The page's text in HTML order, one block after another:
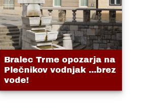
Bralec Trme opozarja na
Plečnikov vodnjak ...brez
vode!